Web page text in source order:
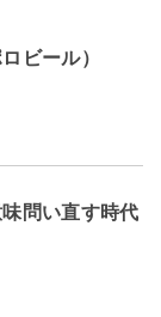
ビール）
問い直す時代